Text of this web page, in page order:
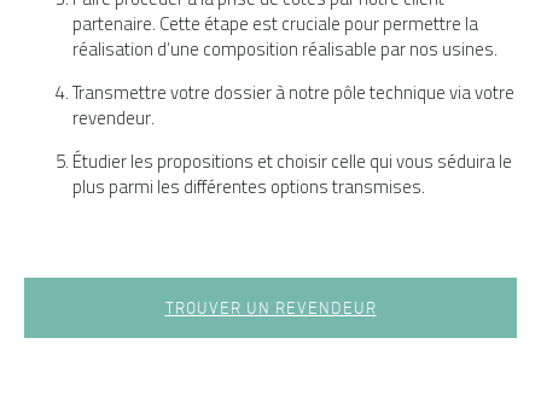
partenaire. Cette étape est cruciale pour permettre la
réalisation d’une composition réalisable par nos usines.
Transmettre votre dossier à notre pôle technique via votre
revendeur.
Étudier les propositions et choisir celle qui vous séduira le
plus parmi les différentes options transmises.
TROUVER UN REVENDEUR